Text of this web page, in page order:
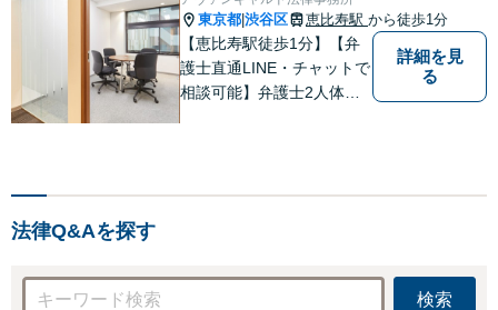
東京都 渋谷区 恵比寿駅 から徒歩1分
【恵比寿駅徒歩1分】【弁
護士直通LINE・チャットで
相談可能】弁護士2人体制
詳細を見
る
法律Q&Aを探す
検索